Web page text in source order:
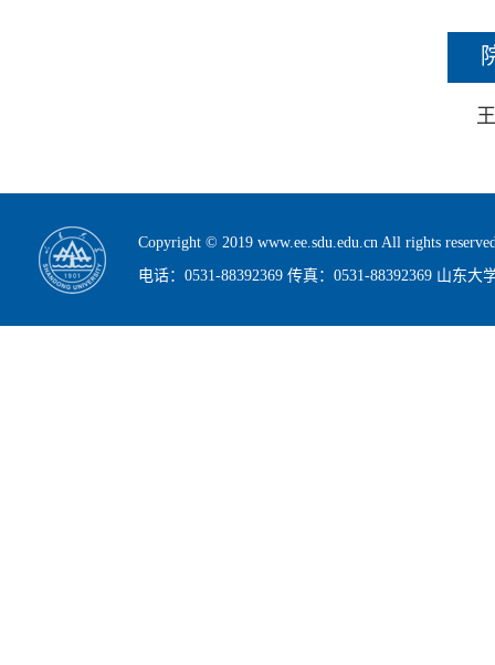
Copyright © 2019 www.ee.sdu.edu.cn All rights
电话：0531-88392369 传真：0531-88392369 山东